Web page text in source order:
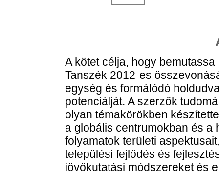
A kötet célja, hogy
Tanszék 2012-es
egység és formálódó
potenciálját. A szerzők
olyan témakörökben
a globális centrumokban és
folyamatok területi
települési fejlődés és
jövőkutatási módszereket és